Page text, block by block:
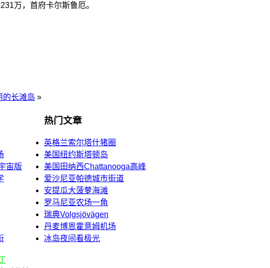
万，首府卡尔斯鲁厄。
的长滩岛 »
宙版
热门文章
英格兰索尔塔什猪圈
美国纽约斯塔顿岛
美国田纳西Chattanooga高峰
爱沙尼亚帕德城市街道
安提瓜大菠萝海滩
罗马尼亚农场一角
瑞典Volgsjövägen
丹麦博恩霍意姆机场
冰岛夜间看极光